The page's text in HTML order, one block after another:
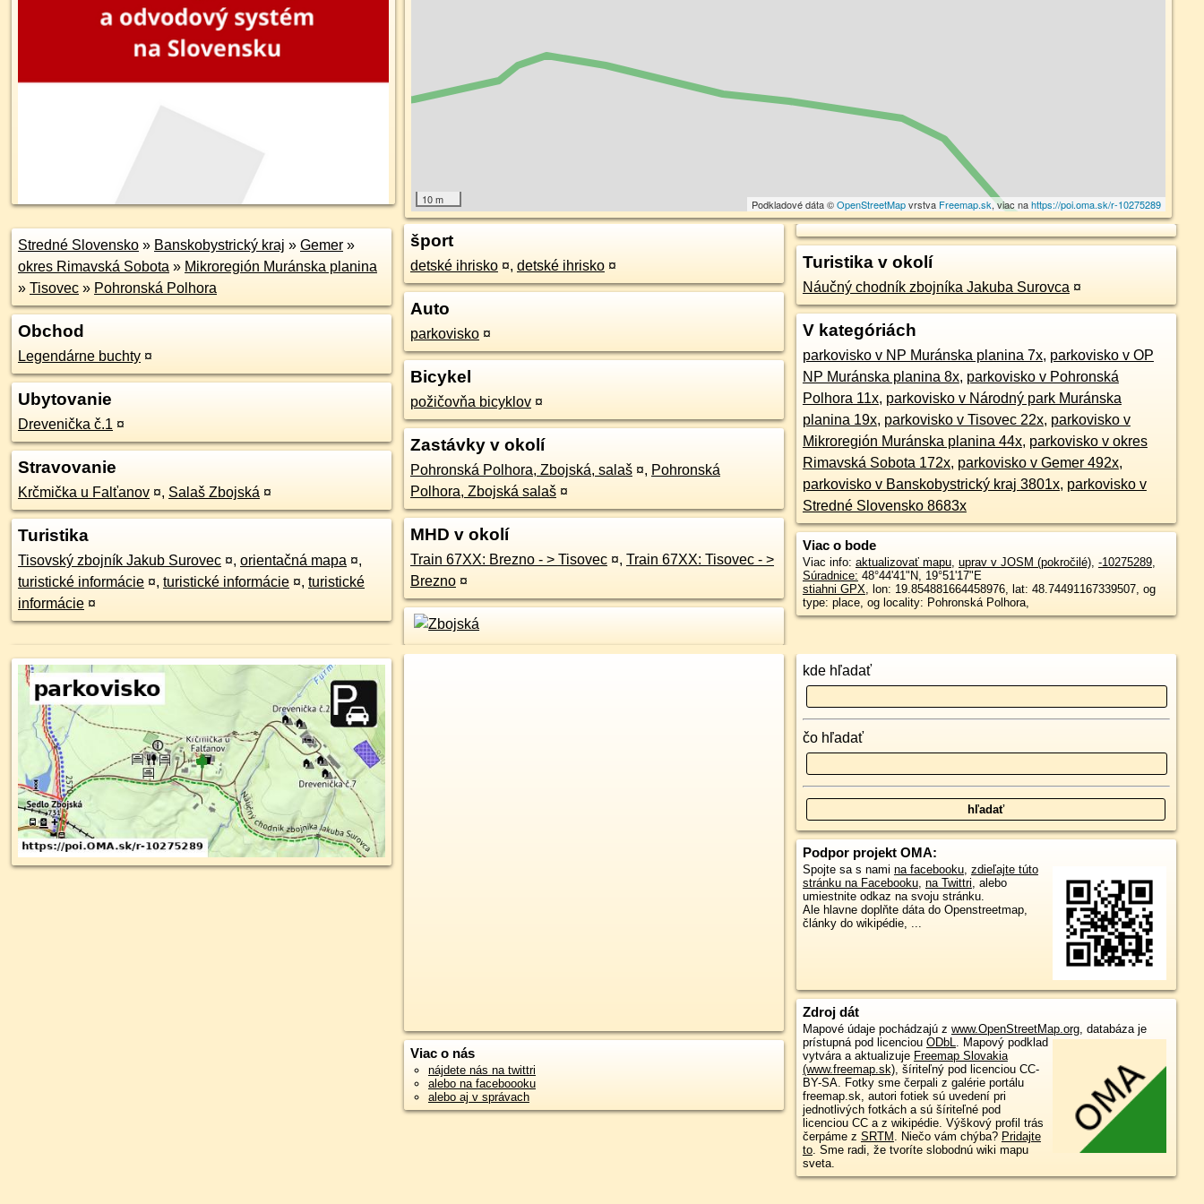
10 m Podkladové dáta ©OpenStreetMapvrstva Freemap.sk, viac nahttps://poi.oma.sk/r-10275289
Stredné Slovensko » Banskobystrický kraj » Gemer »
okres Rimavská Sobota » Mikroregión Muránska planina
» Tisovec » Pohronská Polhora
Obchod
Legendárne buchty ¤
Ubytovanie
Drevenička č.1 ¤
Stravovanie
Krčmička u Falťanov ¤, Salaš Zbojská ¤
Turistika
Tisovský zbojník Jakub Surovec ¤, orientačná mapa ¤,
turistické informácie ¤, turistické informácie ¤, turistické
informácie ¤
šport
detské ihrisko ¤, detské ihrisko ¤
Auto
parkovisko ¤
Bicykel
požičovňa bicyklov ¤
Zastávky v okolí
Pohronská Polhora, Zbojská, salaš ¤, Pohronská
Polhora, Zbojská salaš ¤
MHD v okolí
Train 67XX: Brezno - > Tisovec ¤, Train 67XX: Tisovec - >
Brezno ¤
Turistika v okolí
Náučný chodník zbojníka Jakuba Surovca ¤
V kategóriách
parkovisko v NP Muránska planina 7x, parkovisko v OP
NP Muránska planina 8x, parkovisko v Pohronská
Polhora 11x, parkovisko v Národný park Muránska
planina 19x, parkovisko v Tisovec 22x, parkovisko v
Mikroregión Muránska planina 44x, parkovisko v okres
Rimavská Sobota 172x, parkovisko v Gemer 492x,
parkovisko v Banskobystrický kraj 3801x, parkovisko v
Stredné Slovensko 8683x
Viac o bode
Viac info: aktualizovať mapu, uprav v JOSM (pokročilé), -10275289,
Súradnice: 48°44'41"N, 19°51'17"E
stiahni GPX, lon: 19.854881664458976, lat: 48.74491167339507, og
type: place, og locality: Pohronská Polhora,
Viac o nás
nájdete nás na twittri
alebo na faceboooku
alebo aj v správach
kde hľadať
čo hľadať
Podpor projekt OMA:
Spojte sa s nami na facebooku, zdieľajte túto
stránku na Facebooku, na Twittri, alebo
umiestnite odkaz na svoju stránku.
Ale hlavne doplňte dáta do Openstreetmap,
články do wikipédie, ...
Zdroj dát
Mapové údaje pochádzajú z www.OpenStreetMap.org, databáza je
prístupná pod licenciou ODbL. Mapový podklad
vytvára a aktualizuje Freemap Slovakia
(www.freemap.sk), šíriteľný pod licenciou CC-
BY-SA. Fotky sme čerpali z galérie portálu
freemap.sk, autori fotiek sú uvedení pri
jednotlivých fotkách a sú šíriteľné pod
licenciou CC a z wikipédie. Výškový profil trás
čerpáme z SRTM . Niečo vám chýba? Pridajte
to. Sme radi, že tvoríte slobodnú wiki mapu
sveta.